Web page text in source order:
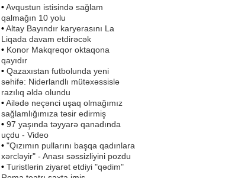
•Avqustun istisində sağlam
qalmağın 10 yolu
•Altay Bayındır karyerasını La
Liqada davam etdirəcək
• Konor Makqreqor oktaqona
qayıdır
• Qazaxıstan futbolunda yeni
səhifə: Niderlandlı mütəxəssislə
razılıq əldə olundu
•Ailədə neçənci uşaq olmağımız
sağlamlığımıza təsir edirmiş
• 97 yaşında təyyarə qanadında
uçdu - Video
• "Qızımın pullarını başqa qadınlara
xərcləyir" - Anası səssizliyini pozdu
• Turistlərin ziyarət etdiyi "qədim"